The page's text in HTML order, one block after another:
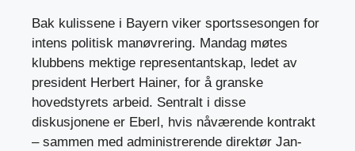
Bak kulissene i Bayern viker sportssesongen for
intens politisk manøvrering. Mandag møtes
klubbens mektige representantskap, ledet av
president Herbert Hainer, for å granske
hovedstyrets arbeid. Sentralt i disse
diskusjonene er Eberl, hvis nåværende kontrakt
– sammen med administrerende direktør Jan-